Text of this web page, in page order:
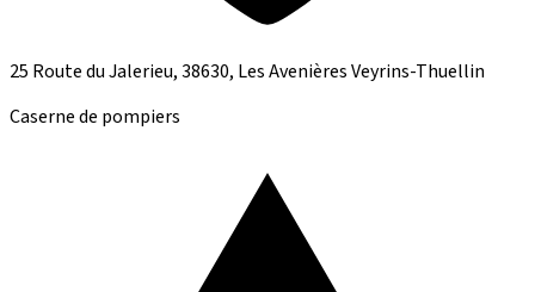
25 Route du Jalerieu, 38630, Les Avenières Veyrins-Thuellin
Caserne de pompiers